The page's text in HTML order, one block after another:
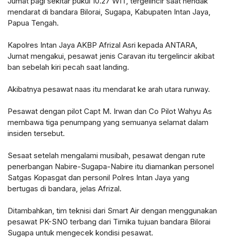
mendarat di bandara Bilorai, Sugapa, Kabupaten Intan Jaya,
Papua Tengah.
Kapolres Intan Jaya AKBP Afrizal Asri kepada ANTARA,
Jumat mengakui, pesawat jenis Caravan itu tergelincir akibat
ban sebelah kiri pecah saat landing.
Akibatnya pesawat naas itu mendarat ke arah utara runway.
Pesawat dengan pilot Capt M. Irwan dan Co Pilot Wahyu As
membawa tiga penumpang yang semuanya selamat dalam
insiden tersebut.
Sesaat setelah mengalami musibah, pesawat dengan rute
penerbangan Nabire-Sugapa-Nabire itu diamankan personel
Satgas Kopasgat dan personil Polres Intan Jaya yang
bertugas di bandara, jelas Afrizal.
Ditambahkan, tim teknisi dari Smart Air dengan menggunakan
pesawat PK-SNO terbang dari Timika tujuan bandara Bilorai
Sugapa untuk mengecek kondisi pesawat.